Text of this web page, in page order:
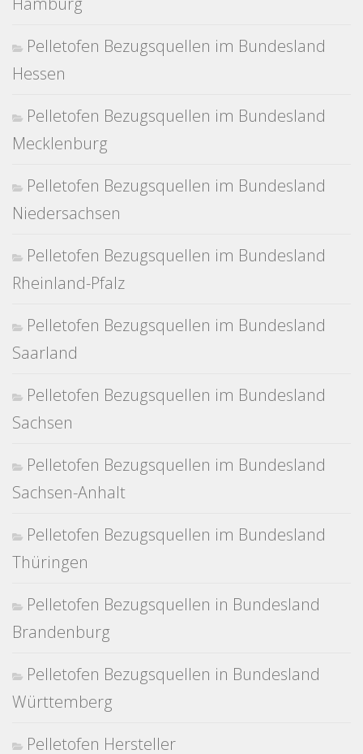
Pelletofen Bezugsquellen im Bundesland
Hessen
Pelletofen Bezugsquellen im Bundesland
Mecklenburg
Pelletofen Bezugsquellen im Bundesland
Niedersachsen
Pelletofen Bezugsquellen im Bundesland
Rheinland-Pfalz
Pelletofen Bezugsquellen im Bundesland
Saarland
Pelletofen Bezugsquellen im Bundesland
Sachsen
Pelletofen Bezugsquellen im Bundesland
Sachsen-Anhalt
Pelletofen Bezugsquellen im Bundesland
Thüringen
Pelletofen Bezugsquellen in Bundesland
Brandenburg
Pelletofen Bezugsquellen in Bundesland
Württemberg
Pelletofen Hersteller